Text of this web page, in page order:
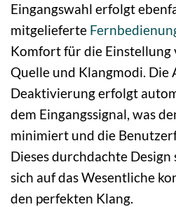
Eingangswahl erfolgt
mitgelieferte
Komfort für die Einstellung
Quelle und Klangmodi. Die
Deaktivierung erfolgt
dem Eingangssignal, was
minimiert und die
Dieses durchdachte Design
sich auf das Wesentliche
den perfekten Klang.